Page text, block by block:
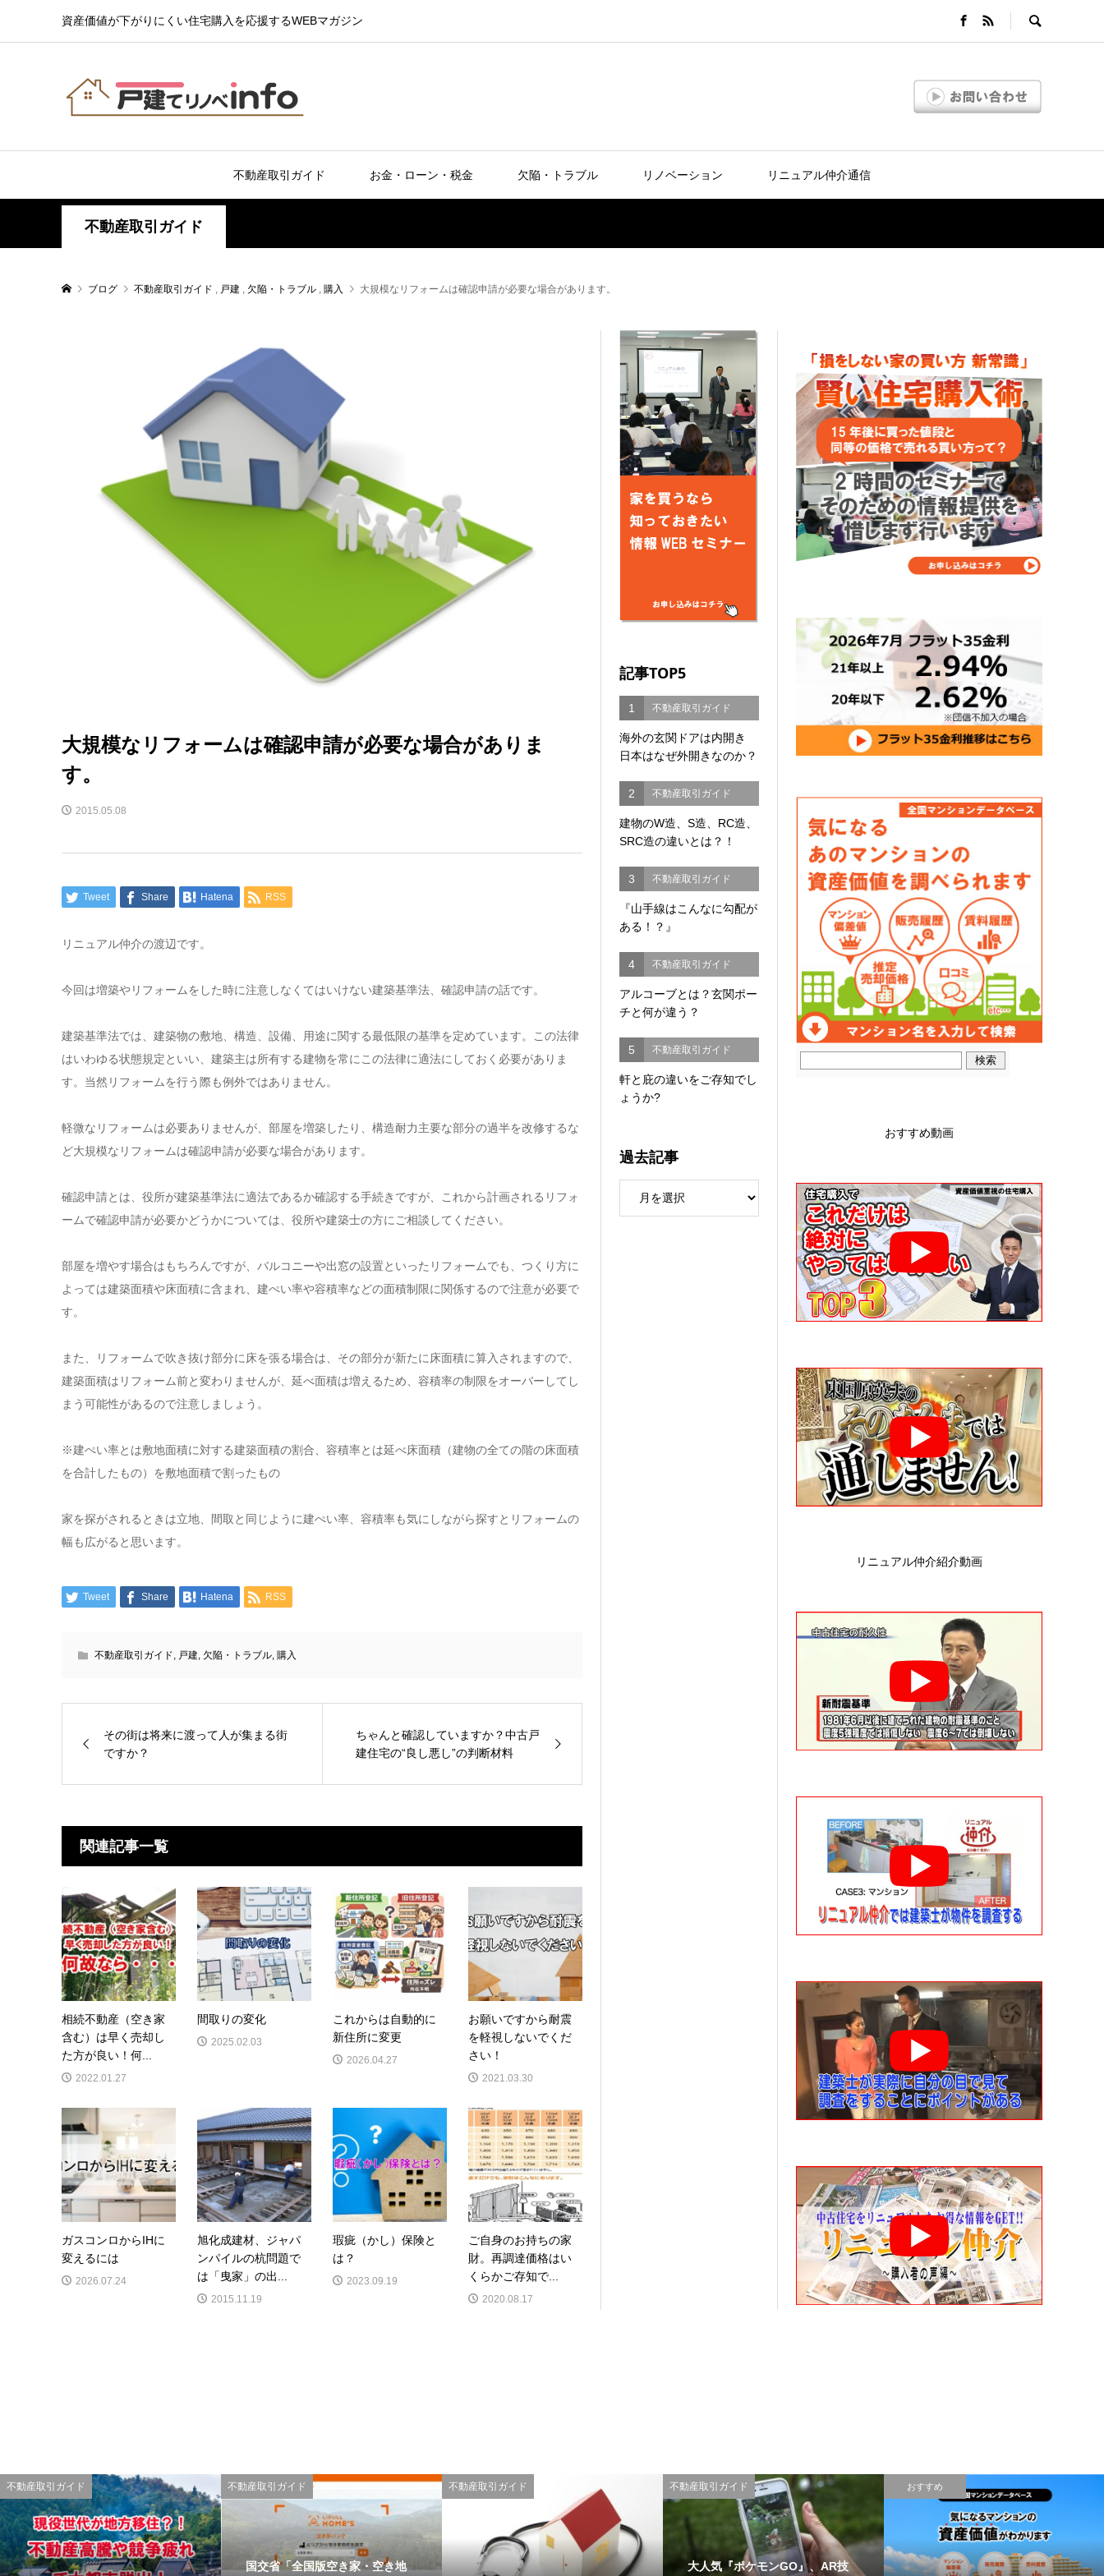
資産価値が下がりにくい住宅購入を応援するWEBマガジン
不動産取引ガイド お金・ローン・税金 欠陥・トラブル リノベーション リニュアル仲介通信
不動産取引ガイド
ブログ 不動産取引ガイド , 戸建 , 欠陥・トラブル , 購入 大規模なリフォームは確認申請が必要な場合があります。
大規模なリフォームは確認申請が必要な場合がありま
す。
2015.05.08
Tweet Share Hatena RSS
リニュアル仲介の渡辺です。
今回は増築やリフォームをした時に注意しなくてはいけない建築基準法、確認申請の話です。
建築基準法では、建築物の敷地、構造、設備、用途に関する最低限の基準を定めています。この法律
はいわゆる状態規定といい、建築主は所有する建物を常にこの法律に適法にしておく必要がありま
す。当然リフォームを行う際も例外ではありません。
軽微なリフォームは必要ありませんが、部屋を増築したり、構造耐力主要な部分の過半を改修するな
ど大規模なリフォームは確認申請が必要な場合があります。
確認申請とは、役所が建築基準法に適法であるか確認する手続きですが、これから計画されるリフォ
ームで確認申請が必要かどうかについては、役所や建築士の方にご相談してください。
部屋を増やす場合はもちろんですが、バルコニーや出窓の設置といったリフォームでも、つくり方に
よっては建築面積や床面積に含まれ、建ぺい率や容積率などの面積制限に関係するので注意が必要で
す。
また、リフォームで吹き抜け部分に床を張る場合は、その部分が新たに床面積に算入されますので、
建築面積はリフォーム前と変わりませんが、延べ面積は増えるため、容積率の制限をオーバーしてし
まう可能性があるので注意しましょう。
※建ぺい率とは敷地面積に対する建築面積の割合、容積率とは延べ床面積（建物の全ての階の床面積
を合計したもの）を敷地面積で割ったもの
家を探がされるときは立地、間取と同じように建ぺい率、容積率も気にしながら探すとリフォームの
幅も広がると思います。
Tweet Share Hatena RSS
不動産取引ガイド, 戸建, 欠陥・トラブル, 購入
その街は将来に渡って人が集まる街
ですか？
ちゃんと確認していますか？中古戸
建住宅の“良し悪し”の判断材料
関連記事一覧
相続不動産（空き家
含む）は早く売却し
た方が良い！何...
2022.01.27
間取りの変化
2025.02.03
これからは自動的に
新住所に変更
2026.04.27
お願いですから耐震
を軽視しないでくだ
さい！
2021.03.30
ガスコンロからIHに
変えるには
2026.07.24
旭化成建材、ジャパ
ンパイルの杭問題で
は「曳家」の出...
2015.11.19
瑕疵（かし）保険と
は？
2023.09.19
ご自身のお持ちの家
財。再調達価格はい
くらかご存知で...
2020.08.17
記事TOP5
1 不動産取引ガイド
海外の玄関ドアは内開き
日本はなぜ外開きなのか？
2 不動産取引ガイド
建物のW造、S造、RC造、
SRC造の違いとは？！
3 不動産取引ガイド
『山手線はこんなに勾配が
ある！？』
4 不動産取引ガイド
アルコーブとは？玄関ポー
チと何が違う？
5 不動産取引ガイド
軒と庇の違いをご存知でし
ょうか?
過去記事
おすすめ動画
リニュアル仲介紹介動画
不動産取引ガイド 不動産取引ガイド
国交省「全国版空き家・空き地
不動産取引ガイド 不動産取引ガイド
大人気『ポケモンGO』、AR技
おすすめ